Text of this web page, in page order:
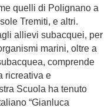
quelli di Polignano a
Tremiti, e altri.
allievi subacquei, per
marini, oltre a
comprende
ricreativa e
Scuola ha tenuto
“Gianluca